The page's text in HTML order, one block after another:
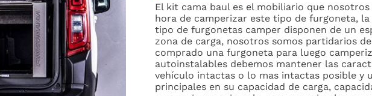
El kit cama baul es el mobiliario que
hora de camperizar este tipo de furgoneta,
tipo de furgonetas camper disponen de un
zona de carga, nosotros somos partidarios
comprado una furgoneta para luego
autoinstalables debemos mantener las
vehículo intactas o lo mas intactas posible y
principales en su capacidad de carga,